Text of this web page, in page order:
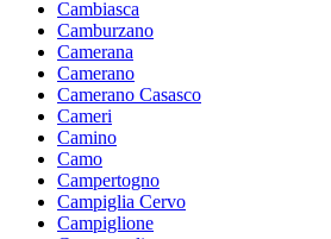
Cambiasca
Camburzano
Camerana
Camerano
Camerano Casasco
Cameri
Camino
Camo
Campertogno
Campiglia Cervo
Campiglione